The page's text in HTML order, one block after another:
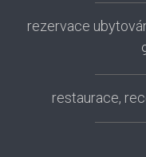
rezervace
restaurace,